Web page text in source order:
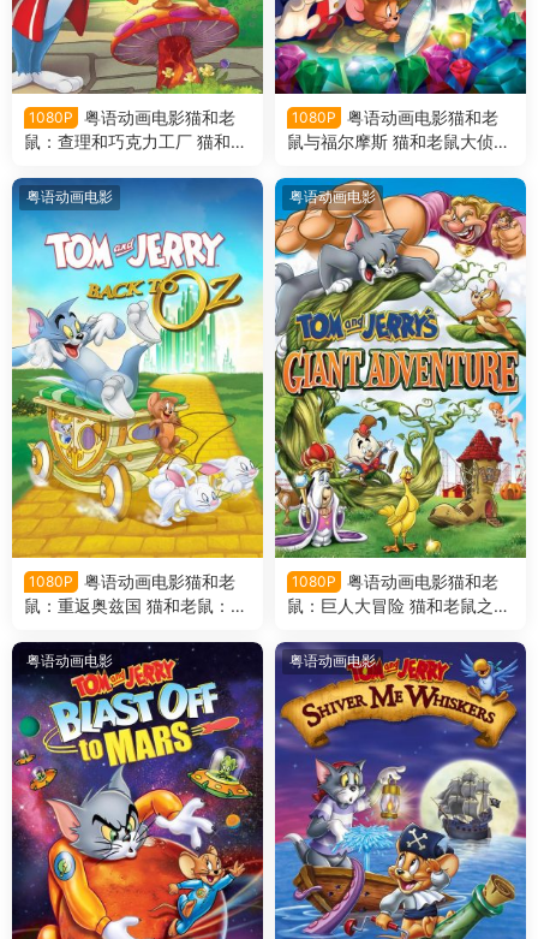
1080P
粤语动画电影猫和老
鼠：查理和巧克力工厂 猫和老
语版
1080P
粤语动画电影猫和老
鼠与福尔摩斯 猫和老鼠大侦探
粤语动画电影
1080P
粤语动画电影猫和老
鼠：重返奥兹国 猫和老鼠：回
粤语动画电影
1080P
粤语动画电影猫和老
鼠：巨人大冒险 猫和老鼠之巨
粤语动画电影 粤语动画电影